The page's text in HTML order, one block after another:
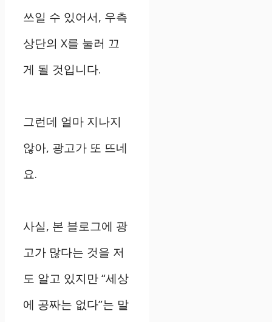
쓰일 수 있어서, 우측
상단의 X를 눌러 끄
게 될 것입니다.
그런데 얼마 지나지
않아, 광고가 또 뜨네
요.
사실, 본 블로그에 광
고가 많다는 것을 저
도 알고 있지만 “세상
에 공짜는 없다”는 말